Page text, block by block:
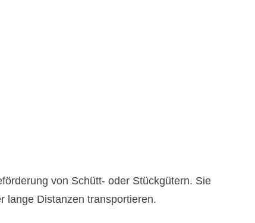
von Schütt- oder Stückgütern. Sie
lange Distanzen transportieren.